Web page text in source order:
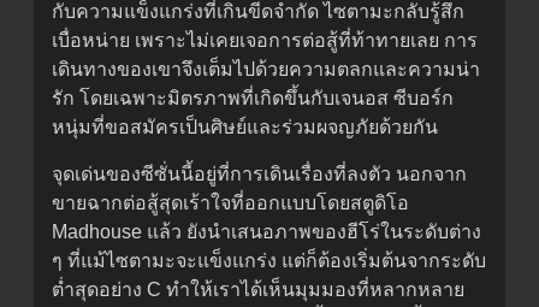
กับความแข็งแกร่งที่เกินขีดจำกัด ไซตามะกลับรู้สึก
เบื่อหน่าย เพราะไม่เคยเจอการต่อสู้ที่ท้าทายเลย การ
เดินทางของเขาจึงเต็มไปด้วยความตลกและความน่า
รัก โดยเฉพาะมิตรภาพที่เกิดขึ้นกับเจนอส ซีบอร์ก
หนุ่มที่ขอสมัครเป็นศิษย์และร่วมผจญภัยด้วยกัน
จุดเด่นของซีซั่นนี้อยู่ที่การเดินเรื่องที่ลงตัว นอกจาก
ขายฉากต่อสู้สุดเร้าใจที่ออกแบบโดยสตูดิโอ
Madhouse แล้ว ยังนำเสนอภาพของฮีโร่ในระดับต่าง
ๆ ที่แม้ไซตามะจะแข็งแกร่ง แต่ก็ต้องเริ่มต้นจากระดับ
ต่ำสุดอย่าง C ทำให้เราได้เห็นมุมมองที่หลากหลาย